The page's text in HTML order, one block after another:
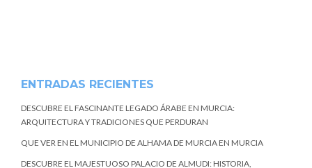
ENTRADAS RECIENTES
DESCUBRE EL FASCINANTE LEGADO ÁRABE EN MURCIA:
ARQUITECTURA Y TRADICIONES QUE PERDURAN
QUE VER EN EL MUNICIPIO DE ALHAMA DE MURCIA EN MURCIA
DESCUBRE EL MAJESTUOSO PALACIO DE ALMUDI: HISTORIA,